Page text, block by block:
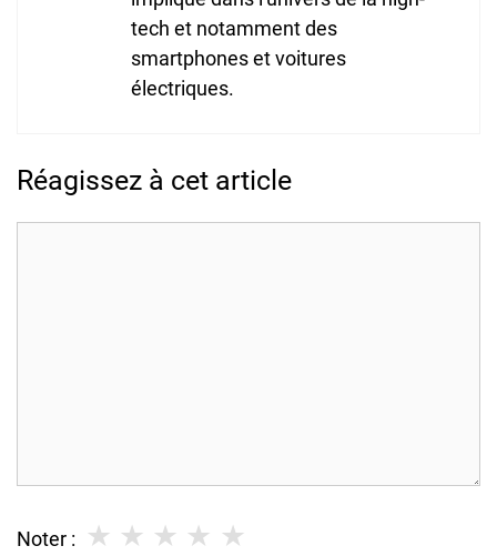
tech et notamment des
smartphones et voitures
électriques.
Réagissez à cet article
Noter : ★
★
★
★
★